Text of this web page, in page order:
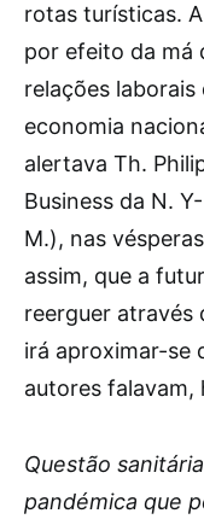
rotas turísticas.
por efeito da má
relações
economia
alertava Th.
Business da N.
M.), nas
assim, que a
reerguer através
irá aproximar-se
autores falavam,
Questão
pandémica que